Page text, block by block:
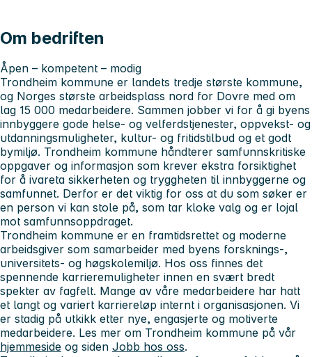
Om bedriften
Åpen – kompetent – modig
Trondheim kommune er landets tredje største kommune,
og Norges største arbeidsplass nord for Dovre med om
lag 15 000 medarbeidere. Sammen jobber vi for å gi byens
innbyggere gode helse- og velferdstjenester, oppvekst- og
utdanningsmuligheter, kultur- og fritidstilbud og et godt
bymiljø. Trondheim kommune håndterer samfunnskritiske
oppgaver og informasjon som krever ekstra forsiktighet
for å ivareta sikkerheten og tryggheten til innbyggerne og
samfunnet. Derfor er det viktig for oss at du som søker er
en person vi kan stole på, som tar kloke valg og er lojal
mot samfunnsoppdraget.
Trondheim kommune er en framtidsrettet og moderne
arbeidsgiver som samarbeider med byens forsknings-,
universitets- og høgskolemiljø. Hos oss finnes det
spennende karrieremuligheter innen en svært bredt
spekter av fagfelt. Mange av våre medarbeidere har hatt
et langt og variert karriereløp internt i organisasjonen. Vi
er stadig på utkikk etter nye, engasjerte og motiverte
medarbeidere. Les mer om Trondheim kommune på vår
hjemmeside og siden Jobb hos oss.